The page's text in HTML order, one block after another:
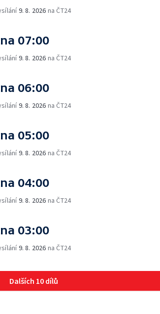
9. 8. 2026 na ČT24
07:00
9. 8. 2026 na ČT24
06:00
9. 8. 2026 na ČT24
05:00
9. 8. 2026 na ČT24
04:00
9. 8. 2026 na ČT24
03:00
9. 8. 2026 na ČT24
Dalších 10 dílů